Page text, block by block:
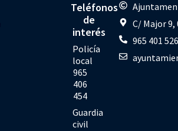
Teléfonos
de
interés
Policía
local
965
406
454
Guardia
civil
C/ Major
965 401 526